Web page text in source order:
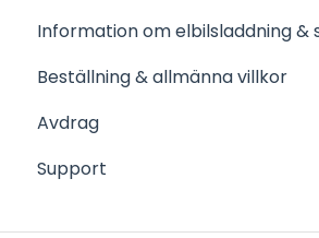
Zaptec
Charge Amps
Easee
DEFA
Bra information inför- och
Information om elbilsladdning &
Företag
Bostadsrättsföreningar
Solceller
Beställning & allmänna villkor
Avdrag
Bidrag för företag
Support